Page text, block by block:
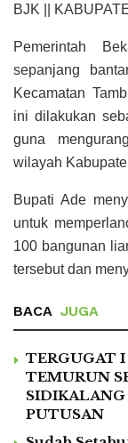
BJK ||
Pemerintah
sepanjang
Kecamatan
ini dilakukan
guna
wilayah
Bupati Ade
untuk
100 bangunan
tersebut dan
BACA JUGA
TERGUGAT
TEMURUN
PUTUSAN